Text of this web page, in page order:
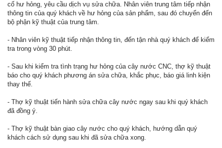
cố hư hỏng, yêu cầu dịch vụ sửa chữa. Nhân viên trung tâm tiếp nhận
thông tin của quý khách về hư hỏng của sản phẩm, sau đó chuyển đến
bộ phận kỹ thuật của trung tâm.
- Nhân viên kỹ thuật tiếp nhận thông tin, đến tận nhà quý khách để kiểm
tra trong vòng 30 phút.
- Sau khi kiểm tra tình trạng hư hỏng của cây nước CNC, thợ kỹ thuật
báo cho quý khách phương án sửa chữa, khắc phục, báo giá linh kiện
thay thế.
- Thợ kỹ thuật tiến hành sửa chữa cây nước ngay sau khi quý khách
đã đồng ý.
- Thợ kỹ thuật bàn giao cây nước cho quý khách, hướng dẫn quý
khách cách sử dụng sau khi đã sửa chữa xong.